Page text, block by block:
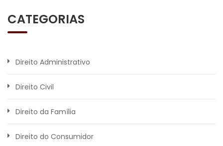
CATEGORIAS
Direito Administrativo
Direito Civil
Direito da Família
Direito do Consumidor